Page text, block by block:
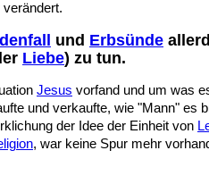
und Erbsünde
Liebe) zu tun.
Jesus vorfand und um was
und verkaufte, wie "Mann" es
der Idee der Einheit von
, war keine Spur mehr